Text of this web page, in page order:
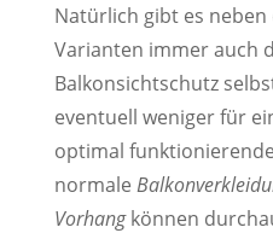
Natürlich gibt es neben
Varianten immer auch
Balkonsichtschutz
eventuell weniger für
optimal
normale
Vorhangkönnen